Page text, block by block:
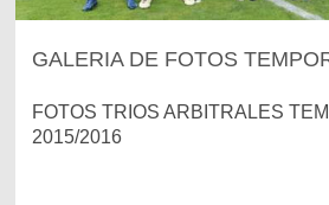
GALERIA DE FOTOS
FOTOS TRIOS ARBITRALES
2015/2016